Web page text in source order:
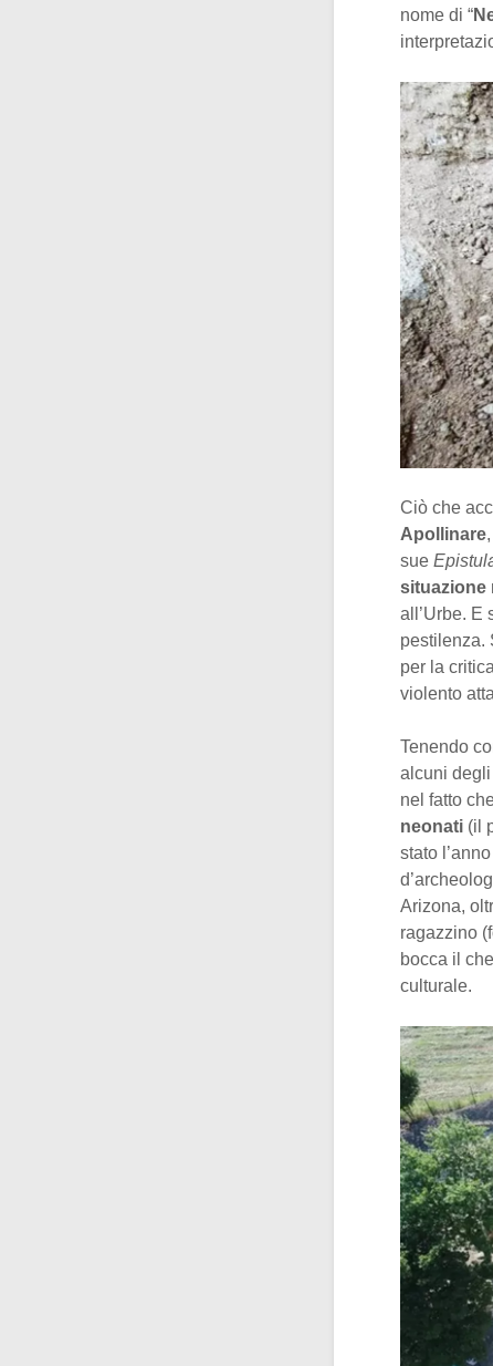
nome di “
Ciò che
Apollinare
sue
situazione
all’Urbe. E
pestilenza.
per la
violento
Tenendo
alcuni
nel fatto
neonati (il
stato
Arizona,
ragazzino
bocca il
culturale.